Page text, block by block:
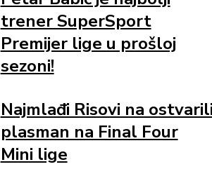
trener SuperSport
Premijer lige u prošloj
sezoni!
Najmlađi Risovi na
plasman na Final Four
Mini lige